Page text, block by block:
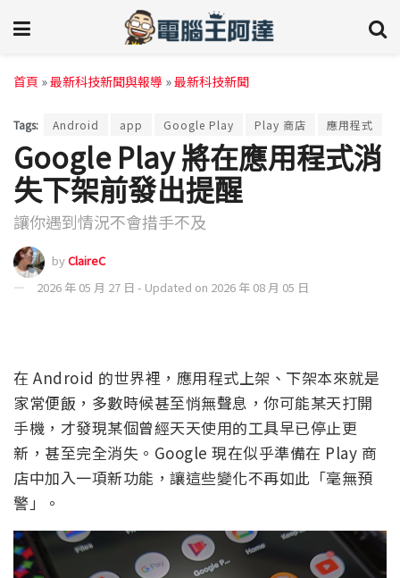
首頁 »最新科技新聞與報導 »最新科技新聞
Tags: Android app Google Play Play 商店 應用程式
Google Play 將在應用程式消
失下架前發出提醒
讓你遇到情況不會措手不及
byClaireC
2026 年 05 月 27 日 - Updated on 2026 年 08 月 05 日
在 Android 的世界裡，應用程式上架、下架本來就是
家常便飯，多數時候甚至悄無聲息，你可能某天打開
手機，才發現某個曾經天天使用的工具早已停止更
新，甚至完全消失。Google 現在似乎準備在 Play 商
店中加入一項新功能，讓這些變化不再如此「毫無預
警」。